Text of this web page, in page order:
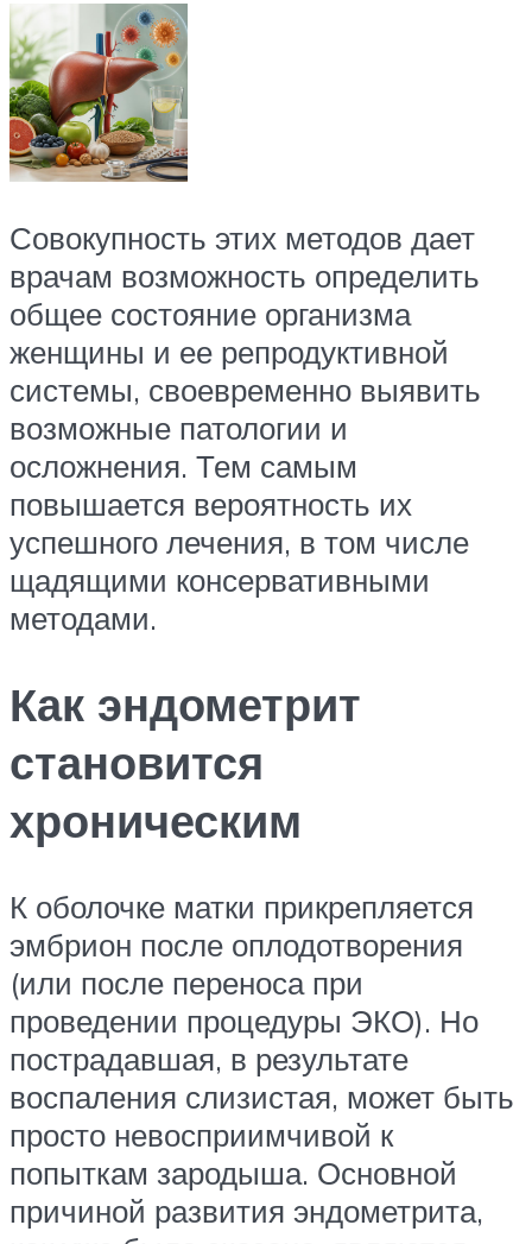
Совокупность этих методов дает
врачам возможность определить
общее состояние организма
женщины и ее репродуктивной
системы, своевременно выявить
возможные патологии и
осложнения. Тем самым
повышается вероятность их
успешного лечения, в том числе
щадящими консервативными
методами.
Как эндометрит
становится
хроническим
К оболочке матки прикрепляется
эмбрион после оплодотворения
(или после переноса при
проведении процедуры ЭКО). Но
пострадавшая, в результате
воспаления слизистая, может быть
просто невосприимчивой к
попыткам зародыша. Основной
причиной развития эндометрита,